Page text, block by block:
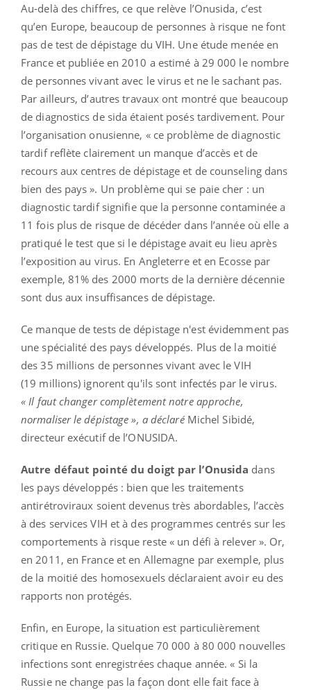
Au-delà des chiffres, ce que relève l’Onusida, c’est
qu’en Europe, beaucoup de personnes à risque ne font
pas de test de dépistage du VIH. Une étude menée en
France et publiée en 2010 a estimé à 29 000 le nombre
de personnes vivant avec le virus et ne le sachant pas.
Par ailleurs, d’autres travaux ont montré que beaucoup
de diagnostics de sida étaient posés tardivement. Pour
l’organisation onusienne, « ce problème de diagnostic
tardif reflète clairement un manque d’accès et de
recours aux centres de dépistage et de counseling dans
bien des pays ». Un problème qui se paie cher : un
diagnostic tardif signifie que la personne contaminée a
11 fois plus de risque de décéder dans l’année où elle a
pratiqué le test que si le dépistage avait eu lieu après
l’exposition au virus. En Angleterre et en Ecosse par
exemple, 81% des 2000 morts de la dernière décennie
sont dus aux insuffisances de dépistage.
Ce manque de tests de dépistage n'est évidemment pas
une spécialité des pays développés. Plus de la moitié
des 35 millions de personnes vivant avec leVIH
(19 millions) ignorent qu'ils sont infectés par le virus.
« Il faut changer complètement notre approche,
normaliser le dépistage », a déclaré MichelSibidé,
directeur exécutif de l’ONUSIDA.
Autre défaut pointé du doigt par l’Onusida dans
les pays développés : bien que les traitements
antirétroviraux soient devenus très abordables, l’accès
à des services VIH et à des programmes centrés sur les
comportements à risque reste « un défi à relever ». Or,
en 2011, en France et en Allemagne par exemple, plus
de la moitié des homosexuels déclaraient avoir eu des
rapports non protégés.
Enfin, en Europe, la situation est particulièrement
critique en Russie. Quelque 70 000 à 80 000 nouvelles
infections sont enregistrées chaque année. « Si la
Russie ne change pas la façon dont elle fait face à